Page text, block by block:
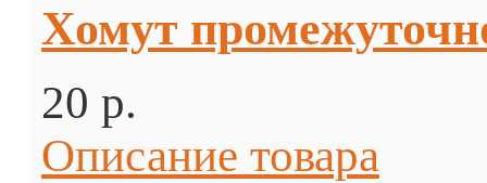
Хомут
20 p.
Описание товара